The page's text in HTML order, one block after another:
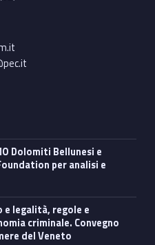
per analisi e
criminale. Convegno
del Veneto